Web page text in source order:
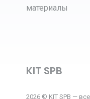
материалы
KIT SPB
2026 © KIT SPB —